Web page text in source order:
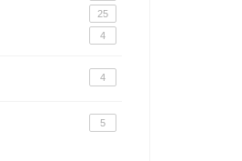
25
4
4
5